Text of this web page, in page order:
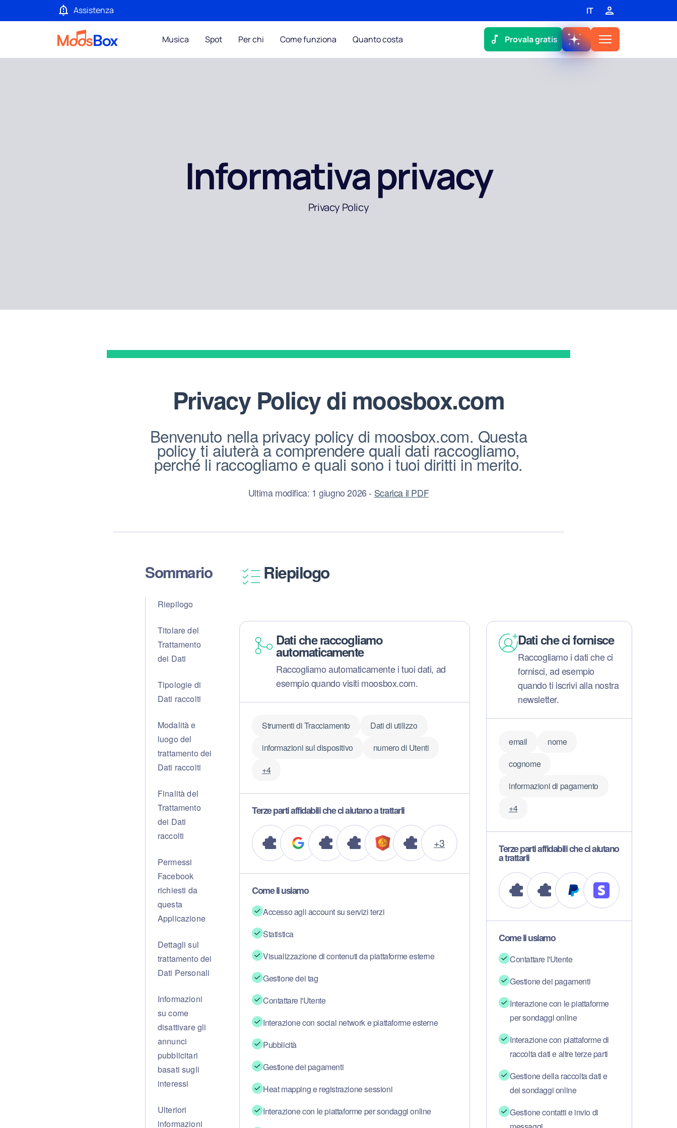
Assistenza IT
Musica Spot Per chi Come funziona Quanto costa Provala gratis
Musica
Playlist
Chi siamo
Partner
Licenza
Fai suonare
il tuo
Informativa privacy
Privacy Policy
Privacy Policy di moosbox.com
Benvenuto nella privacy policy di moosbox.com. Questa
policy ti aiuterà a comprendere quali dati raccogliamo,
perché li raccogliamo e quali sono i tuoi diritti in merito.
Ultima modifica: 1 giugno 2026 - Scarica il PDF
Sommario
Riepilogo
Titolare del
Trattamento
dei Dati
Tipologie di
Dati raccolti
Modalità e
luogo del
trattamento dei
Dati raccolti
Finalità del
Trattamento
dei Dati
raccolti
Permessi
Facebook
richiesti da
questa
Applicazione
Dettagli sul
trattamento dei
Dati Personali
Informazioni
su come
disattivare gli
annunci
pubblicitari
basati sugli
interessi
Ulteriori
informazioni
Riepilogo
Dati che raccogliamo
automaticamente
Raccogliamo automaticamente i tuoi dati, ad
esempio quando visiti moosbox.com.
Strumenti di Tracciamento
Dati di utilizzo
informazioni sul dispositivo
numero di Utenti
+4
Terze parti affidabili che ci aiutano a trattarli
+3
Come li usiamo
Accesso agli account su servizi terzi
Statistica
Visualizzazione di contenuti da piattaforme esterne
Gestione dei tag
Contattare l'Utente
Interazione con social network e piattaforme esterne
Pubblicità
Gestione dei pagamenti
Heat mapping e registrazione sessioni
Interazione con le piattaforme per sondaggi online
Dati che ci fornisce
Raccogliamo i dati che ci
fornisci, ad esempio
quando ti iscrivi alla nostra
newsletter.
email
nome
cognome
informazioni di pagamento
+4
Terze parti affidabili che ci aiutano
a trattarli
Come li usiamo
Contattare l'Utente
Gestione dei pagamenti
Interazione con le piattaforme
per sondaggi online
Interazione con piattaforme di
raccolta dati e altre terze parti
Gestione della raccolta dati e
dei sondaggi online
Gestione contatti e invio di